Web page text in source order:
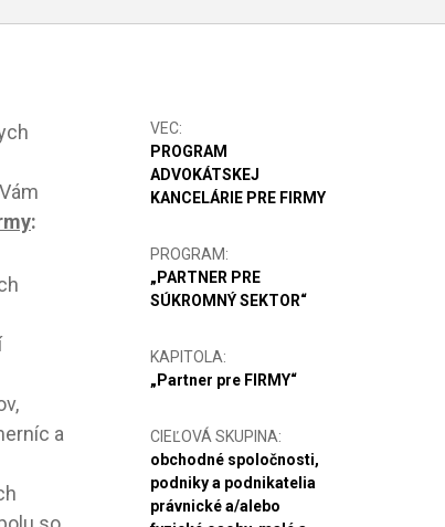
:
a
VEC:
PROGRAM
ADVOKÁTSKEJ
KANCELÁRIE PRE FIRMY
PROGRAM:
„PARTNER PRE
SÚKROMNÝ SEKTOR“
KAPITOLA:
„Partner pre FIRMY“
CIEĽOVÁ SKUPINA:
obchodné spoločnosti,
podniky a podnikatelia
právnické a/alebo